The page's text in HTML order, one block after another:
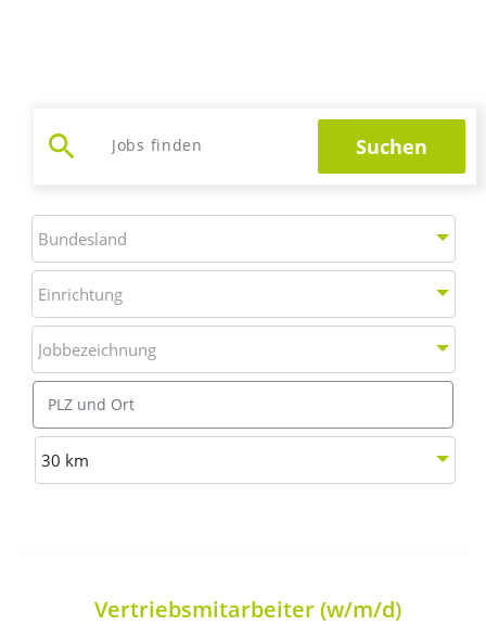
search
Jobs suchen Suchen
Bundesland
Bundesland
Einrichtung
Einrichtung
Jobbezeichnung
Jobbezeichnung
Ort
Entfernung wählen
30 km
Vertriebsmitarbeiter (w/m/d)